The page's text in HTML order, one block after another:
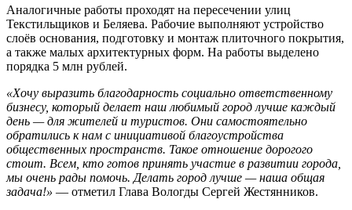
Аналогичные работы проходят на пересечении улиц
Текстильщиков и Беляева. Рабочие выполняют устройство
слоёв основания, подготовку и монтаж плиточного покрытия,
а также малых архитектурных форм. На работы выделено
порядка 5 млн рублей.
«Хочу выразить благодарность социально ответственному
бизнесу, который делает наш любимый город лучше каждый
день — для жителей и туристов. Они самостоятельно
обратились к нам с инициативой благоустройства
общественных пространств. Такое отношение дорогого
стоит. Всем, кто готов принять участие в развитии города,
мы очень рады помочь. Делать город лучше — наша общая
задача!» — отметил Глава Вологды Сергей Жестянников.